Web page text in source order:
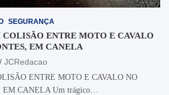
SEGURANÇA
ENTRE MOTO E CAVALO
EM CANELA
JCRedacao
ENTRE MOTO E CAVALO NO
CANELA Um trágico…